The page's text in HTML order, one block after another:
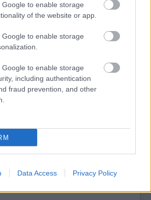
Google to enable storage
of the website or app.
Google to enable storage
Google to enable storage
including authentication
fraud prevention, and other
Data Access Privacy Policy
nem történik valami
nem képes meghozni a
hiszen a reklámokból is
percenként a manipulált
úgymond helyes és egészséges
szóló információk, melyeknek
használ, és ezzel
vegetáriánus, de valóban